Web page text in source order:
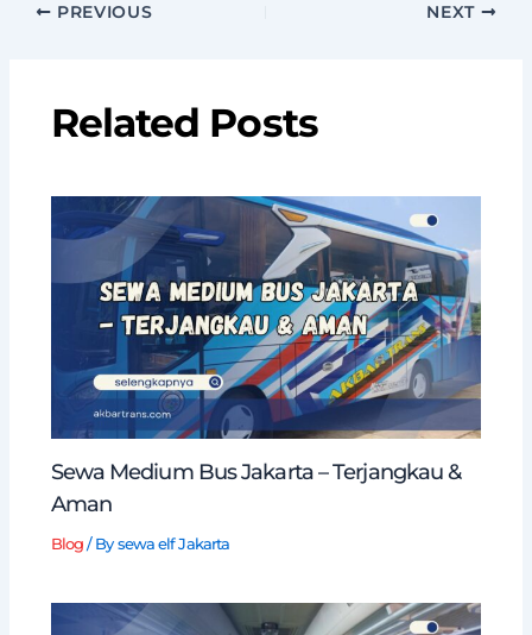
PREVIOUS NEXT
Related Posts
Sewa Medium Bus Jakarta – Terjangkau &
Aman
Blog/ By sewa elf Jakarta